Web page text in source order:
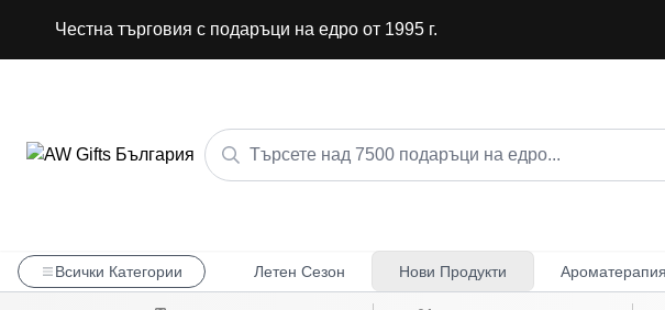
Честна търговия с подаръци на едро от 1995 г.
Всички Категории Летен Сезон Нови Продукти Ароматерапия